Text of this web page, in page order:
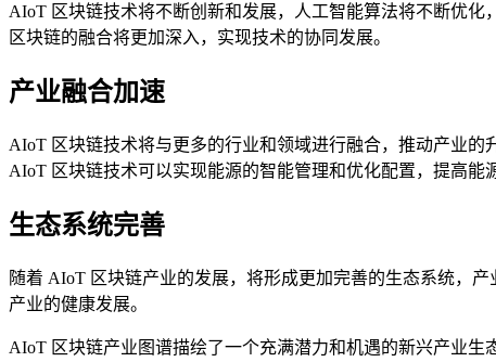
AIoT 区块链技术将不断创新和发展，人工智能算法将不断优
区块链的融合将更加深入，实现技术的协同发展。
产业融合加速
AIoT 区块链技术将与更多的行业和领域进行融合，推动产业
AIoT 区块链技术可以实现能源的智能管理和优化配置，提高能
生态系统完善
随着 AIoT 区块链产业的发展，将形成更加完善的生态系统，
产业的健康发展。
AIoT 区块链产业图谱描绘了一个充满潜力和机遇的新兴产业